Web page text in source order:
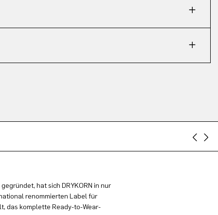
hat sich DRYKORN in nur
renommierten Label für
das komplette Ready-to-Wear-